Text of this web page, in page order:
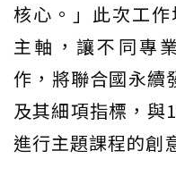
核心。」此次工
主軸，讓不同專
作，將聯合國永續
及其細項指標，與
進行主題課程的創